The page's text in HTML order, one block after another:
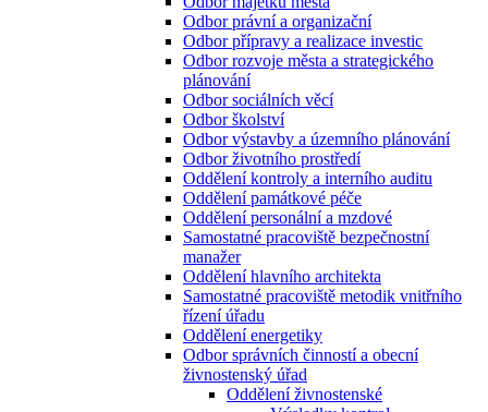
Odbor právní a organizační
Odbor přípravy a realizace investic
Odbor rozvoje města a strategického
plánování
Odbor sociálních věcí
Odbor školství
Odbor výstavby a územního plánování
Odbor životního prostředí
Oddělení kontroly a interního auditu
Oddělení památkové péče
Oddělení personální a mzdové
Samostatné pracoviště bezpečnostní
manažer
Oddělení hlavního architekta
Samostatné pracoviště metodik vnitřního
řízení úřadu
Oddělení energetiky
Odbor správních činností a obecní
živnostenský úřad
Oddělení živnostenské